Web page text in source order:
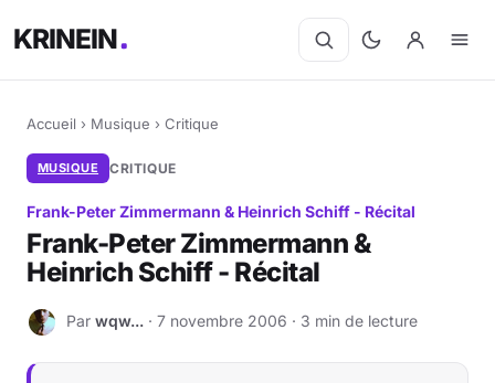
KRINEIN
Accueil › Musique › Critique
MUSIQUE CRITIQUE
Frank-Peter Zimmermann & Heinrich Schiff - Récital
Frank-Peter Zimmermann &
Heinrich Schiff - Récital
W Par wqw... · 7 novembre 2006 · 3 min de lecture